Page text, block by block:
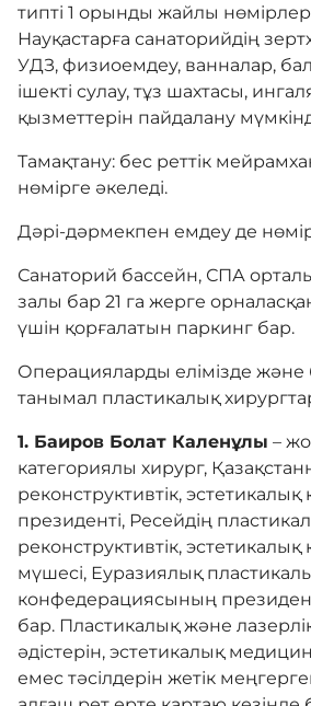
типті 1 орынды жайлы нөмірлер
Науқастарға санаторийдің
УДЗ, физиоемдеу, ванналар,
ішекті сулау, тұз шахтасы,
қызметтерін пайдалану
Тамақтану: бес реттік
нөмірге әкеледі.
Дәрі-дәрмекпен емдеу де
Санаторий бассейн, СПА
залы бар 21 га жерге
үшін қорғалатын паркинг бар.
Операцияларды елімізде және
танымал пластикалық
1. Баиров Болат Каленұлы –
категориялы хирург,
реконструктивтік,
президенті, Ресейдің
реконструктивтік,
мүшесі, Еуразиялық
конфедерациясының
бар. Пластикалық және
әдістерін, эстетикалық
емес тәсілдерін жетік